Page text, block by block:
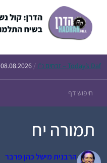
Today’s Daf – זבחים נ״ו /
08.08.2026
תמורה יח
הרבנית מישל כהן פרבר